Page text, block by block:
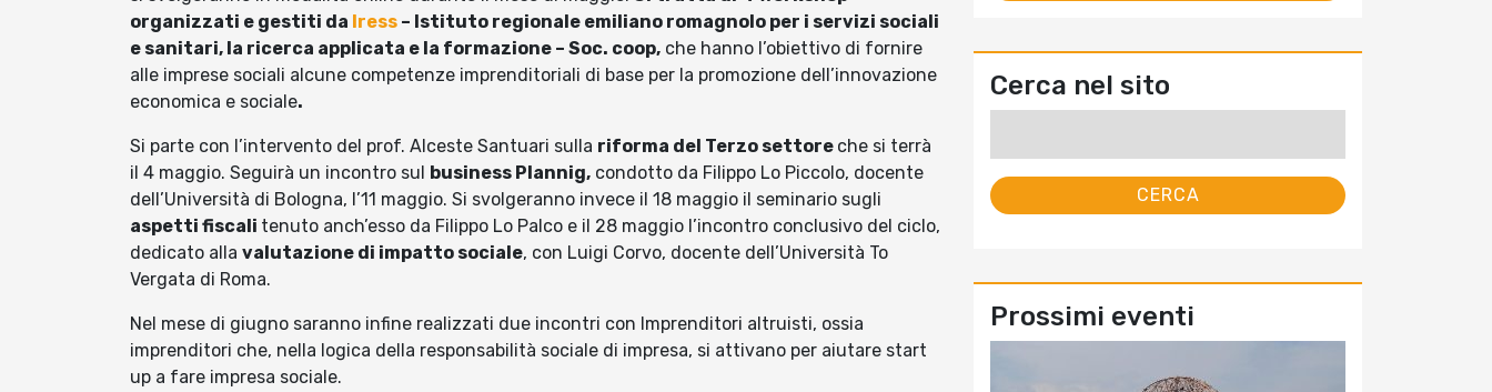
organizzati e gestiti da Iress – Istituto regionale emiliano romagnolo per i servizi sociali
e sanitari, la ricerca applicata e la formazione – Soc. coop, che hanno l’obiettivo di fornire
alle imprese sociali alcune competenze imprenditoriali di base per la promozione dell’innovazione
economica e sociale.
Si parte con l’intervento del prof. Alceste Santuari sulla riforma del Terzo settore che si terrà
il 4 maggio. Seguirà un incontro sul
business Plannig, condotto da Filippo Lo Piccolo, docente
dell’Università di Bologna, l’11 maggio. Si svolgeranno invece il 18 maggio il seminario sugli
aspetti fiscali tenuto anch’esso da Filippo Lo Palco e il 28 maggio l’incontro conclusivo del ciclo,
dedicato alla valutazione di impatto sociale, con Luigi Corvo, docente dell’Università To
Vergata di Roma.
Nel mese di giugno saranno infine realizzati due incontri con Imprenditori altruisti, ossia
imprenditori che, nella logica della responsabilità sociale di impresa, si attivano per aiutare start
up a fare impresa sociale.
Cerca nel sito
Prossimi eventi